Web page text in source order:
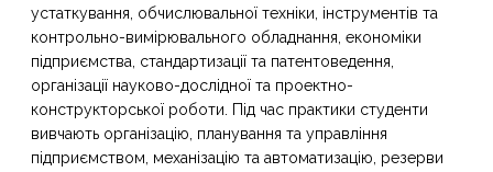
устаткування, обчислювальної техніки, інструментів та
контрольно-вимірювального обладнання, економіки
підприємства, стандартизації та патентоведення,
організації науково-дослідної та проектно-
конструкторської роботи. Під час практики студенти
вивчають організацію, планування та управління
підприємством, механізацію та автоматизацію, резерви